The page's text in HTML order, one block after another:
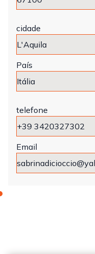
cidade
País
telefone
Email